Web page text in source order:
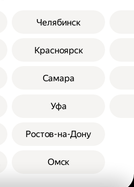
Челябинск
Красноярск
Самара
Уфа
Ростов-на-Дону
Омск